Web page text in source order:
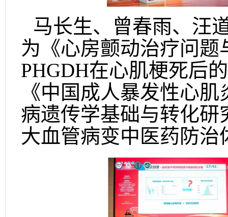
马长生、曾春雨、汪
为《心房颤动治疗问
PHGDH在心肌梗死后
《中国成人暴发性心
病遗传学基础与转化
大血管病变中医药防